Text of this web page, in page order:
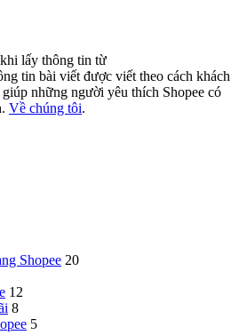
lấy thông tin từ
tin bài viết được viết theo cách khách
những người yêu thích Shopee có
Về chúng tôi.
Shopee 20
12
8
5